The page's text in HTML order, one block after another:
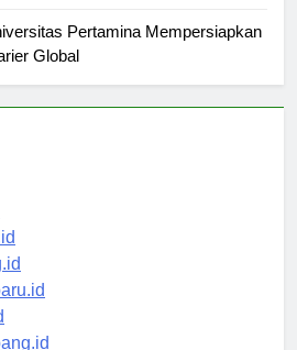
Pertamina Mempersiapkan